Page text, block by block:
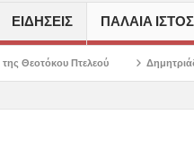
ΕΙΔΗΣΕΙΣ ΠΑΛΑΙΆ
Δημητριάδος Ιγνάτιος: «Η